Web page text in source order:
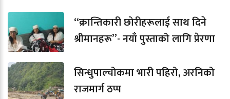
“क्रान्तिकारी छोरीहरूलाई साथ दिने
श्रीमानहरू”- नयाँ पुस्ताको लागि प्रेरणा
सिन्धुपाल्चोकमा भारी पहिरो, अरनिको
राजमार्ग ठप्प